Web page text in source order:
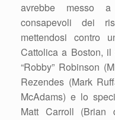
avrebbe messo
consapevoli dei
mettendosi contro
Cattolica a Boston, il
“Robby” Robinson
Rezendes (Mark
McAdams) e lo
Matt Carroll (Brian